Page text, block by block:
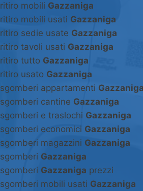
ritiro mobili Gazzaniga
ritiro mobili usati Gazzaniga
ritiro sedie usate Gazzaniga
ritiro tavoli usati Gazzaniga
ritiro tutto Gazzaniga
ritiro usato Gazzaniga
sgomberi appartamenti Gazzaniga
sgomberi cantine Gazzaniga
sgomberi e traslochi Gazzaniga
sgomberi economici Gazzaniga
sgomberi magazzini Gazzaniga
sgomberi Gazzaniga
sgomberi Gazzaniga prezzi
sgomberi mobili usati Gazzaniga